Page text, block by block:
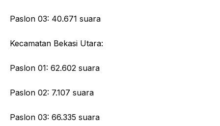
Paslon 03: 40.671 suara
Kecamatan Bekasi Utara:
Paslon 01: 62.602 suara
Paslon 02: 7.107 suara
Paslon 03: 66.335 suara